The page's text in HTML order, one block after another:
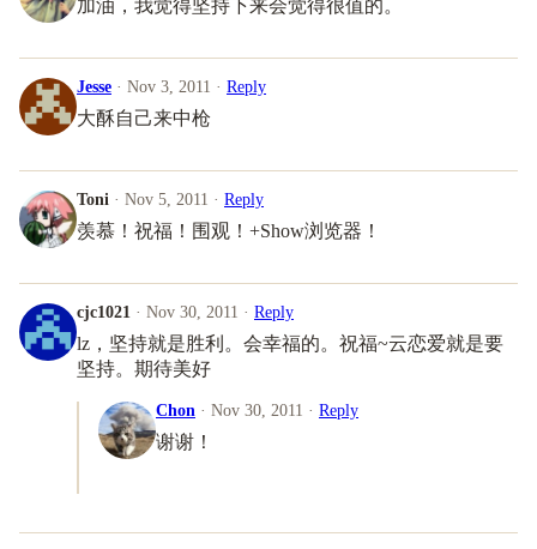
加油，我觉得坚持下来会觉得很值的。
Jesse · Nov 3, 2011 · Reply
大酥自己来中枪
Toni · Nov 5, 2011 · Reply
羡慕！祝福！围观！+Show浏览器！
cjc1021 · Nov 30, 2011 · Reply
lz，坚持就是胜利。会幸福的。祝福~云恋爱就是要
坚持。期待美好
Chon · Nov 30, 2011 · Reply
谢谢！